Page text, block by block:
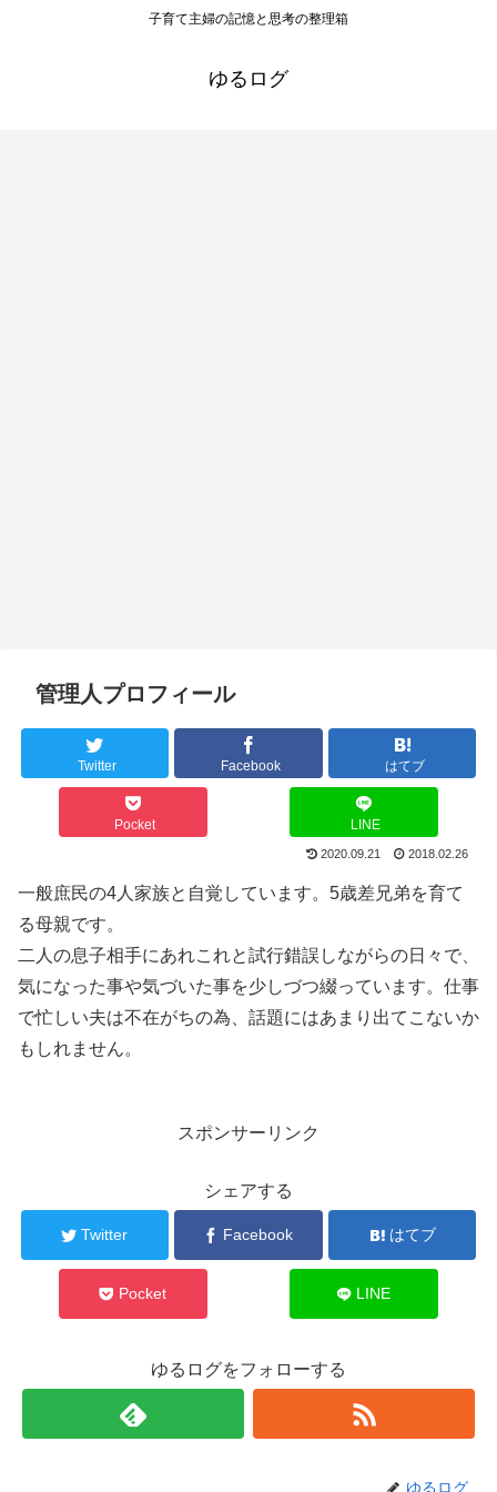
子育て主婦の記憶と思考の整理箱
ゆるログ
管理人プロフィール
Twitter Facebook はてブ
Pocket LINE
2020.09.21 2018.02.26
一般庶民の4人家族と自覚しています。5歳差兄弟を育て
る母親です。
二人の息子相手にあれこれと試行錯誤しながらの日々で、
気になった事や気づいた事を少しづつ綴っています。仕事
で忙しい夫は不在がちの為、話題にはあまり出てこないか
もしれません。
スポンサーリンク
シェアする
Twitter Facebook はてブ
Pocket LINE
ゆるログをフォローする
ゆるログ